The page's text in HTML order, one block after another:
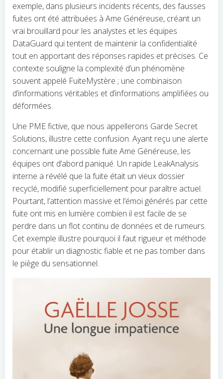
exemple, dans plusieurs incidents récents, des fausses
fuites ont été attribuées à Ame Généreuse, créant un
vrai brouillard pour les analystes et les équipes
DataGuard qui tentent de maintenir la confidentialité
tout en apportant des réponses rapides et précises. Ce
contexte souligne la complexité d’un phénomène
souvent appelé FuiteMystère ; une combinaison
d’informations véritables et d’informations amplifiées ou
déformées.
Une PME fictive, que nous appellerons Garde Secret
Solutions, illustre cette confusion. Ayant reçu une alerte
concernant une possible fuite Ame Généreuse, les
équipes ont d’abord paniqué. Un rapide LeakAnalysis
interne a révélé que la fuite était un vieux dossier
recyclé, modifié superficiellement pour paraître actuel.
Pourtant, l’attention massive et l’émoi générés par cette
fuite ont mis en lumière combien il est facile de se
perdre dans un flot continu de données et de rumeurs.
Cet exemple illustre pourquoi il faut rigueur et méthode
pour établir un diagnostic fiable et ne pas tomber dans
le piège du sensationnel.